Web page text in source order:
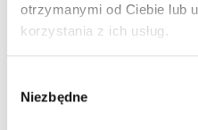
otrzymanymi od Ciebie lub
korzystania z ich usług.
zgody
Niezbędne